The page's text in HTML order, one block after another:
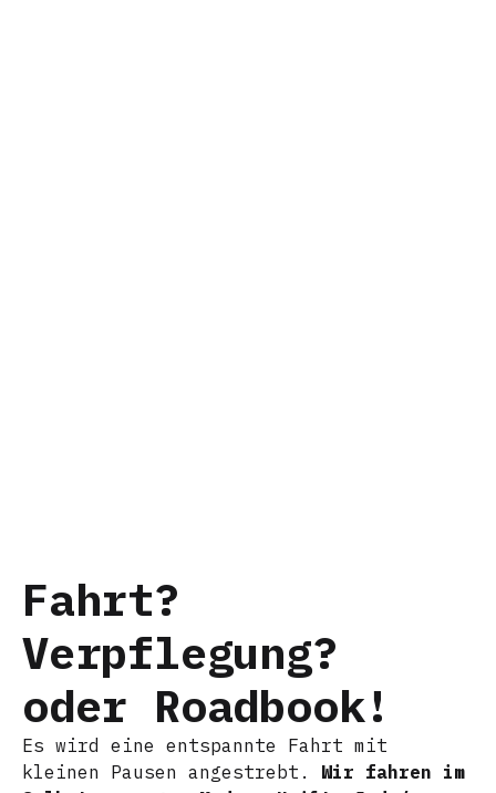
Fahrt?
Verpflegung?
oder Roadbook!
Es wird eine entspannte Fahrt mit
kleinen Pausen angestrebt. Wir fahren im